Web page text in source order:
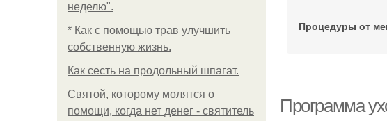
неделю".
* Как с помощью трав улучшить
собственную жизнь.
Как сесть на продольный шпагат.
Святой, которому молятся о
помощи, когда нет денег - святитель
Процедуры от
Программа